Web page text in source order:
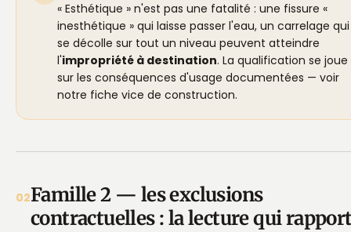
« Esthétique » n'est pas une fatalité : une fissure «
inesthétique » qui laisse passer l'eau, un carrelage qui
se décolle sur tout un niveau peuvent atteindre
l'impropriété à destination. La qualification se joue
sur les conséquences d'usage documentées — voir
notre fiche vice de construction.
02Famille 2 — les exclusions
contractuelles : la lecture qui